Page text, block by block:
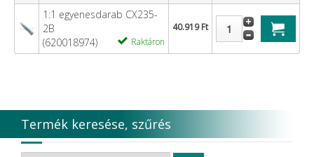
1:1 egyenesdarab CX235-
2B
(620018974)
Raktáron
40.919 Ft
Termék keresése, szűrés